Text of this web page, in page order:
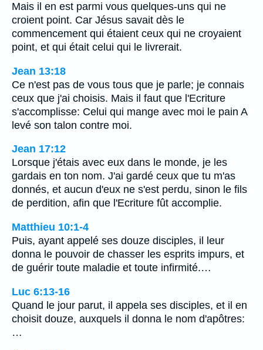
Mais il en est parmi vous quelques-uns qui ne
croient point. Car Jésus savait dès le
commencement qui étaient ceux qui ne croyaient
point, et qui était celui qui le livrerait.
Jean 13:18
Ce n'est pas de vous tous que je parle; je connais
ceux que j'ai choisis. Mais il faut que l'Ecriture
s'accomplisse: Celui qui mange avec moi le pain A
levé son talon contre moi.
Jean 17:12
Lorsque j'étais avec eux dans le monde, je les
gardais en ton nom. J'ai gardé ceux que tu m'as
donnés, et aucun d'eux ne s'est perdu, sinon le fils
de perdition, afin que l'Ecriture fût accomplie.
Matthieu 10:1-4
Puis, ayant appelé ses douze disciples, il leur
donna le pouvoir de chasser les esprits impurs, et
de guérir toute maladie et toute infirmité.…
Luc 6:13-16
Quand le jour parut, il appela ses disciples, et il en
choisit douze, auxquels il donna le nom d'apôtres:
…